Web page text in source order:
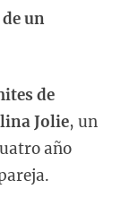
un
de
Jolie, un
año